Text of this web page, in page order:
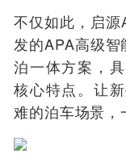
不仅如此，启
发的APA高级
泊一体方案，
核心特点。 让
难的泊车场景，